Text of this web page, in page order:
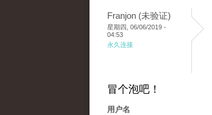
Franjon (未验证)
星期四, 06/06/2019 -
04:53
永久连接
冒个泡吧！
用户名